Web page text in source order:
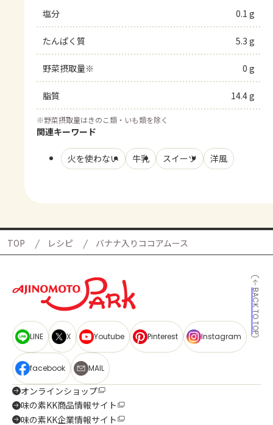
塩分 0.1 g
たんぱく質 5.3 g
野菜摂取量※ 0 g
脂質 14.4 g
※野菜摂取量はきのこ類・いも類を除く
関連キーワード
火を使わない 牛乳 スイーツ 洋風
TOP レシピ バナナ入りココアムース
BACK TO TOP
LINE X Youtube Pinterest Instagram
facebook MAIL
オンラインショップ
味の素KK商品情報サイト
味の素KK企業情報サイト